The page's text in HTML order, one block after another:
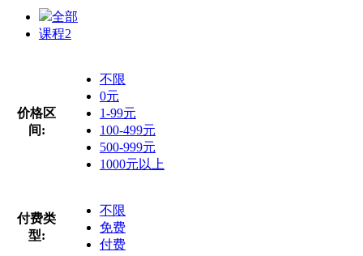
全部
课程2
价格区
间:
不限
0元
1-99元
100-499元
500-999元
1000元以上
付费类
型:
不限
免费
付费